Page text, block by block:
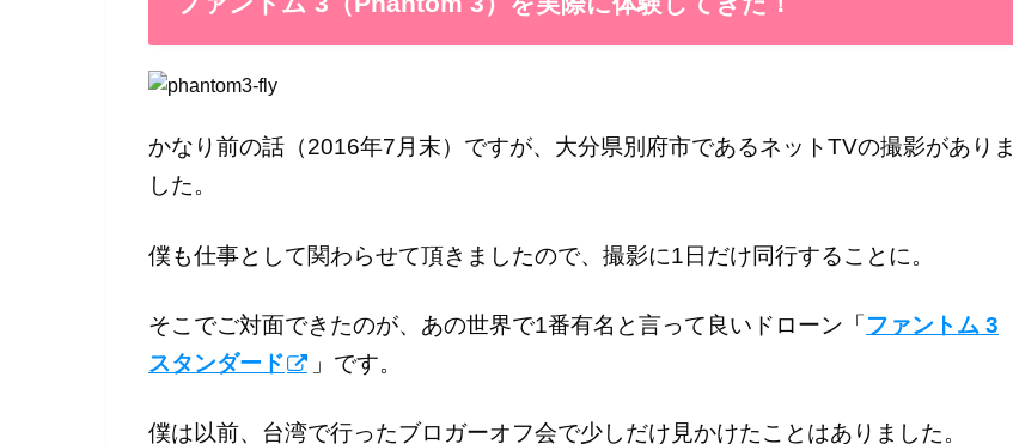
かなり前の話（2016年7月末）ですが、大分県別府市であるネットTVの撮影がありま
した。
僕も仕事として関わらせて頂きましたので、撮影に1日だけ同行することに。
そこでご対面できたのが、あの世界で1番有名と言って良いドローン「 ファントム 3
スタンダード
」です。
僕は以前、台湾で行ったブロガーオフ会で少しだけ見かけたことはありました。